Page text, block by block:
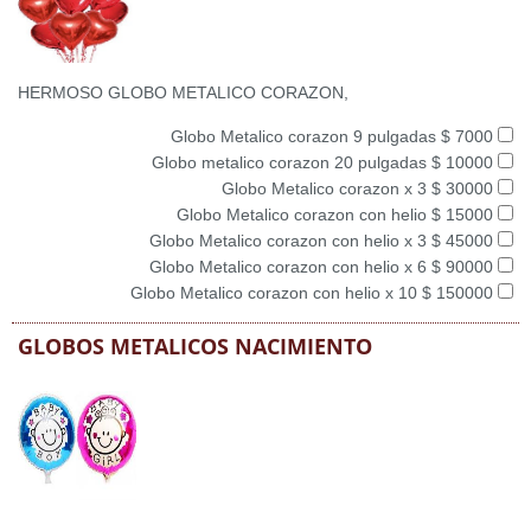
HERMOSO GLOBO METALICO CORAZON,
Globo Metalico corazon 9 pulgadas $ 7000
Globo metalico corazon 20 pulgadas $ 10000
Globo Metalico corazon x 3 $ 30000
Globo Metalico corazon con helio $ 15000
Globo Metalico corazon con helio x 3 $ 45000
Globo Metalico corazon con helio x 6 $ 90000
Globo Metalico corazon con helio x 10 $ 150000
GLOBOS METALICOS NACIMIENTO